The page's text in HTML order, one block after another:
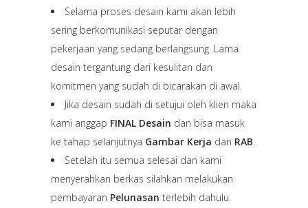
Selama proses desain kami akan lebih
sering berkomunikasi seputar dengan
pekerjaan yang sedang berlangsung. Lama
desain tergantung dari kesulitan dan
komitmen yang sudah di bicarakan di awal.
Jika desain sudah di setujui oleh klien maka
kami anggap FINAL Desain dan bisa masuk
ke tahap selanjutnya Gambar Kerja dan RAB.
Setelah itu semua selesai dan kami
menyerahkan berkas silahkan melakukan
pembayaran Pelunasan terlebih dahulu.